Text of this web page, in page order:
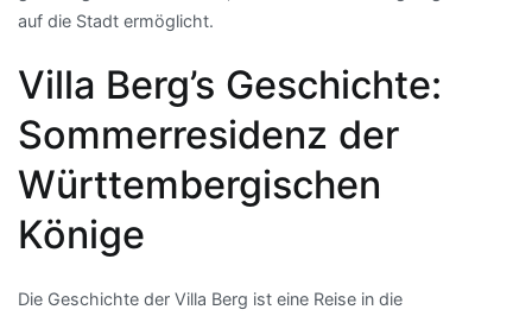
auf die Stadt ermöglicht.
Villa Berg’s Geschichte:
Sommerresidenz der
Württembergischen
Könige
Die Geschichte der Villa Berg ist eine Reise in die